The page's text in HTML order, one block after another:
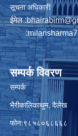
सूचना अधिकारी
ईमेल :
:
सम्पर्क विवरण
सम्पर्क
भैरीकालिकाथुम, दैलेख
फोन:९८५८०६८६६८